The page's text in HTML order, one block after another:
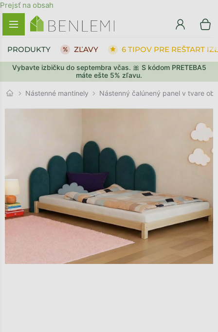
Prejsť na obsah
Vybavte izbičku do septembra včas. 🎀 S kódom PRETEBA5
máte ešte 5% zľavu.
PRODUKTY ZĽAVY 6 TIPOV PRE REŠTART
Nástenné mantinely Nástenný čalúnený panel v tvare
SPÄŤ DO OBCHODU PREJSŤ DO KOŠÍKA
SPÄŤ DO OBCHODU PREJSŤ DO KOŠÍKA